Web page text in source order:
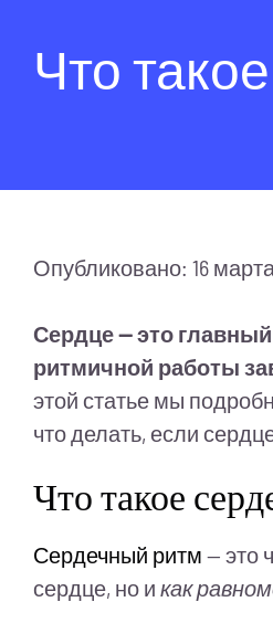
Что
Опубликовано: 16
Сердце — это
ритмичной работы
этой статье мы
что делать, если
Что такое
Сердечный ритм — это
сердце, но и как